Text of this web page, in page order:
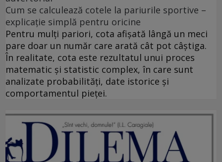
Cum se calculează cotele la pariurile sportive –
explicație simplă pentru oricine
Pentru mulți pariori, cota afișată lângă un meci
pare doar un număr care arată cât pot câștiga.
În realitate, cota este rezultatul unui proces
matematic și statistic complex, în care sunt
analizate probabilități, date istorice și
comportamentul pieței.